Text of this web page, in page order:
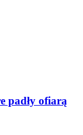
padły ofiarą